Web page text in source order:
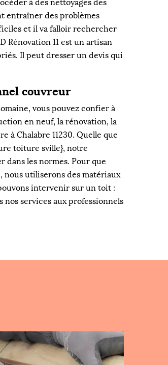
à des nettoyages des
entraîner des problèmes
et il va falloir rechercher
Rénovation 11 est un artisan
Il peut dresser un devis qui
couvreur
vous pouvez confier à
en neuf, la rénovation, la
à Chalabre 11230. Quelle que
toiture sville}, notre
dans les normes. Pour que
utiliserons des matériaux
intervenir sur un toit :
services aux professionnels